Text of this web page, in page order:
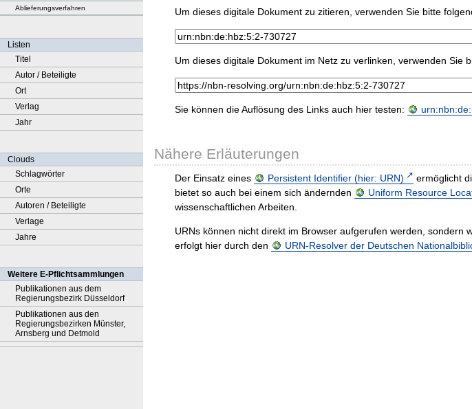
Ablieferungsverfahren
Listen
Titel
Autor / Beteiligte
Ort
Verlag
Jahr
Clouds
Schlagwörter
Orte
Autoren / Beteiligte
Verlage
Jahre
Weitere E-Pflichtsammlungen
Publikationen aus dem
Regierungsbezirk Düsseldorf
Publikationen aus den
Regierungsbezirken Münster,
Arnsberg und Detmold
Um dieses digitale Dokument zu zitieren, verwenden Sie bitte
Um dieses digitale Dokument im Netz zu verlinken, verwenden Sie
Sie können die Auflösung des Links auch hier testen:
Nähere Erläuterungen
Der Einsatz eines Persistent Identifier (hier: URN)
ermöglicht
bietet so auch bei einem sich ändernden
Uniform Resource
wissenschaftlichen Arbeiten.
URNs können nicht direkt im Browser aufgerufen werden, sondern
erfolgt hier durch den
URN-Resolver der Deutschen